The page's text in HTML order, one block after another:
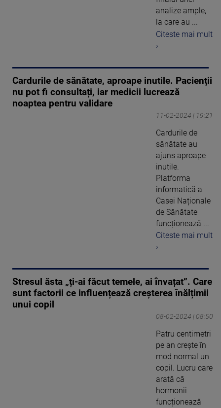
analize ample,
la care au ...
Citeste mai mult
›
Cardurile de sănătate, aproape inutile. Pacienții
nu pot fi consultați, iar medicii lucrează
noaptea pentru validare
11-02-2024 | 19:21
Cardurile de
sănătate au
ajuns aproape
inutile.
Platforma
informatică a
Casei Naționale
de Sănătate
funcționează ...
Citeste mai mult
›
Stresul ăsta „ți-ai făcut temele, ai învațat”. Care
sunt factorii ce influențează creșterea înălțimii
unui copil
08-02-2024 | 08:50
Patru centimetri
pe an crește în
mod normal un
copil. Lucru care
arată că
hormonii
funcționează